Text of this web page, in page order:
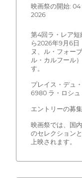
映画祭の開始:
2026
第4回ラ・レア
ら2026年9月6日
ヌ、ル・フォー
ル・カルフール
す。
プレイス・デュ
6980 ラ・ロシュ
エントリーの募
映画祭では、国
のセレクション
上映されます。